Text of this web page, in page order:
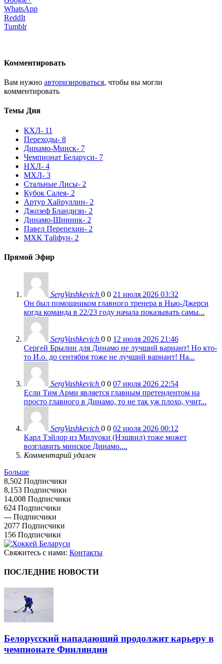
WhatsApp
ReddIt
Tumblr
Комментировать
Вам нужно авторизироваться, чтобы вы могли
комментировать
Темы Дня
КХЛ- 11
Переходы- 8
Динамо-Минск- 7
Чемпионат Беларуси- 7
НХЛ- 4
МХЛ- 3
Стальные Лисы- 2
Кубок Салея- 2
Артур Хайруллин- 2
Джозеф Бландизи- 2
Динамо-Шинник- 2
Павел Перепехин- 2
МХК Тайфун- 2
Прямой Эфир
SergVashkevich 0 0 21 июля 2026 03:32
Он был помощником главного тренера в Нью-Джерси
когда команда в 22/23 году начала показывать самы...
SergVashkevich 0 0 12 июля 2026 21:46
Сергей Брылин для Динамо не лучший вариант! Но кто-
то И.о. до сентября тоже не лучший вариант! На...
SergVashkevich 0 0 07 июля 2026 22:54
Если Тим Арми является главным претендентом на
просто главного в Динамо, то не так уж плохо, учит...
SergVashkevich 0 0 02 июля 2026 00:12
Карл Тэйлор из Милуоки (Нэшвил) тоже может
возглавить минское Динамо....
Комментарий удален
Больше
8,502 Подписчики
8,153 Подписчики
14,008 Подписчики
624 Подписчики
--- Подписчики
2077 Подписчики
156 Подписчики
Свяжитесь с нами: Контакты
ПОСЛЕДНИЕ НОВОСТИ
Белорусский нападающий продолжит карьеру в
чемпионате Финляндии